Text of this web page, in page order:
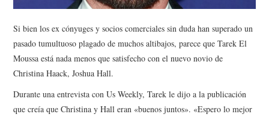
Si bien los ex cónyuges y socios comerciales sin duda han superado un
pasado tumultuoso plagado de muchos altibajos, parece que Tarek El
Moussa está nada menos que satisfecho con el nuevo novio de
Christina Haack, Joshua Hall.
Durante una entrevista con Us Weekly, Tarek le dijo a la publicación
que creía que Christina y Hall eran «buenos juntos». «Espero lo mejor